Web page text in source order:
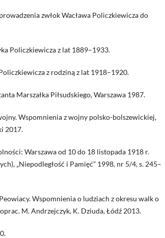
zwłok Wacława Policzkiewicza do
Policzkiewicza z lat 1889–1933.
z rodziną z lat 1918–1920.
Marszałka Piłsudskiego, Warszawa 1987.
Wspomnienia z wojny polsko-bolszewickiej,
2017.
Warszawa od 10 do 18 listopada 1918 r.
„Niepodległość i Pamięć” 1998, nr 5/4, s. 245–
Wspomnienia o ludziach z okresu walk o
M. Andrzejczyk, K. Dziuda, Łódź 2013.